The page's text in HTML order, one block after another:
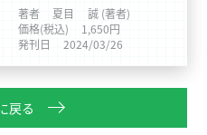
著者
夏目 誠 (著者)
価格(税込)
1,650円
発刊日
2024/03/26
戻る